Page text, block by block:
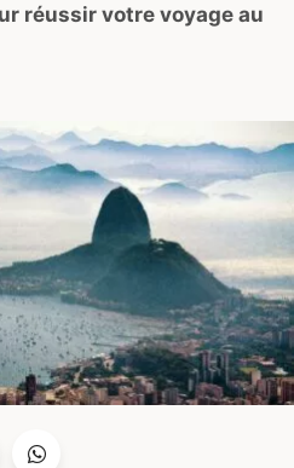
réussir votre voyage au